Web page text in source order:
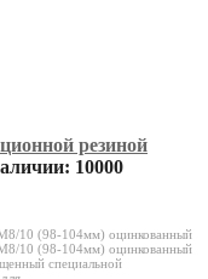
резиной
10000
10 (98-104мм) оцинкованный
10 (98-104мм) оцинкованный
специальной